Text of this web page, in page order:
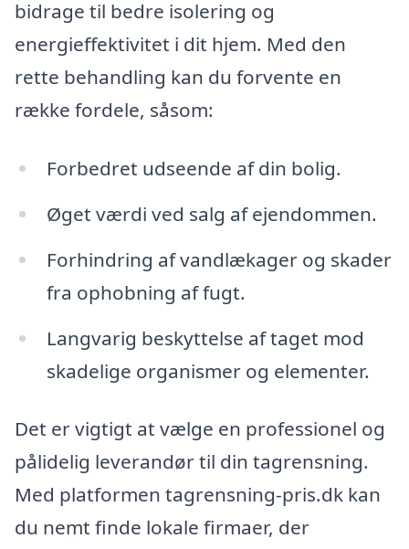
bidrage til bedre isolering og
energieffektivitet i dit hjem. Med den
rette behandling kan du forvente en
række fordele, såsom:
Forbedret udseende af din bolig.
Øget værdi ved salg af ejendommen.
Forhindring af vandlækager og skader
fra ophobning af fugt.
Langvarig beskyttelse af taget mod
skadelige organismer og elementer.
Det er vigtigt at vælge en professionel og
pålidelig leverandør til din tagrensning.
Med platformen tagrensning-pris.dk kan
du nemt finde lokale firmaer, der